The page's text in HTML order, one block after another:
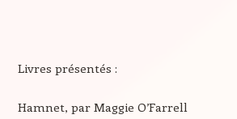
Livres présentés :
Hamnet, par Maggie O’Farrell